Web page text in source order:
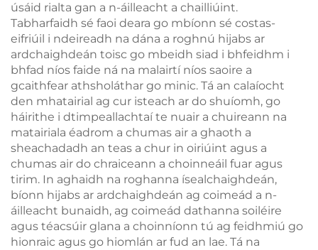
úsáid rialta gan a n-áilleacht a chailliúint.
Tabharfaidh sé faoi deara go mbíonn sé costas-
eifriúil i ndeireadh na dána a roghnú hijabs ar
ardchaighdeán toisc go mbeidh siad i bhfeidhm i
bhfad níos faide ná na malairtí níos saoire a
gcaithfear athsholáthar go minic. Tá an calaíocht
den mhatairial ag cur isteach ar do shuíomh, go
háirithe i dtimpeallachtaí te nuair a chuireann na
matairiala éadrom a chumas air a ghaoth a
sheachadadh an teas a chur in oiriúint agus a
chumas air do chraiceann a choinneáil fuar agus
tirim. In aghaidh na roghanna ísealchaighdeán,
bíonn hijabs ar ardchaighdeán ag coimeád a n-
áilleacht bunaidh, ag coimeád dathanna soiléire
agus téacsúir glana a choinníonn tú ag feidhmiú go
hionraic agus go hiomlán ar fud an lae. Tá na